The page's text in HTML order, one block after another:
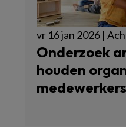
vr 16 jan 2026 |
Onderzoek
houden